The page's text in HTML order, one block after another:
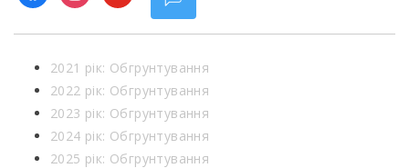
2021 рік: Обгрунтування
2022 рік: Обгрунтування
2023 рік: Обгрунтування
2024 рік: Обгрунтування
2025 рік: Обгрунтування